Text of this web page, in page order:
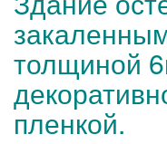
толщиной
пленкой.